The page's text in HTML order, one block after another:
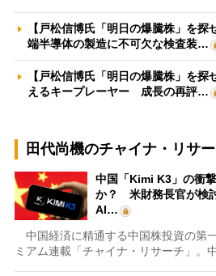
【戸松信博氏「明日の爆騰株」を
端半導体の製造に不可欠な検査装…
【戸松信博氏「明日の爆騰株」を
えるキープレーヤー 成長の再評…
田代尚機のチャイナ・リサ
中国「Kimi K3」の衝
か？ 米財務長官が検
AI…
中国経済に精通する中国株投資の第
ミアム連載「チャイナ・リサーチ」。